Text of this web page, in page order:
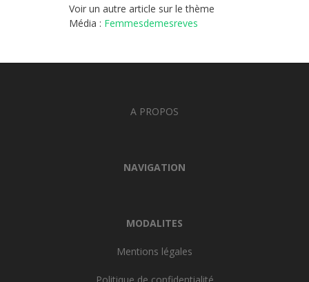
Voir un autre article sur le thème
Média : Femmesdemesreves
A PROPOS
NAVIGATION
MODALITES
Mentions légales